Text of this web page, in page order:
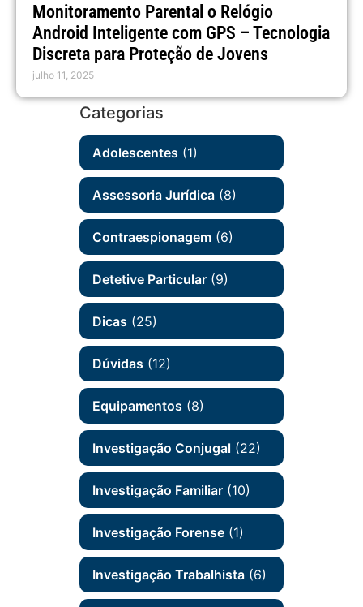
Monitoramento Parental o Relógio
Android Inteligente com GPS – Tecnologia
Discreta para Proteção de Jovens
julho 11, 2025
Categorias
Adolescentes (1)
Assessoria Jurídica (8)
Contraespionagem (6)
Detetive Particular (9)
Dicas (25)
Dúvidas (12)
Equipamentos (8)
Investigação Conjugal (22)
Investigação Familiar (10)
Investigação Forense (1)
Investigação Trabalhista (6)